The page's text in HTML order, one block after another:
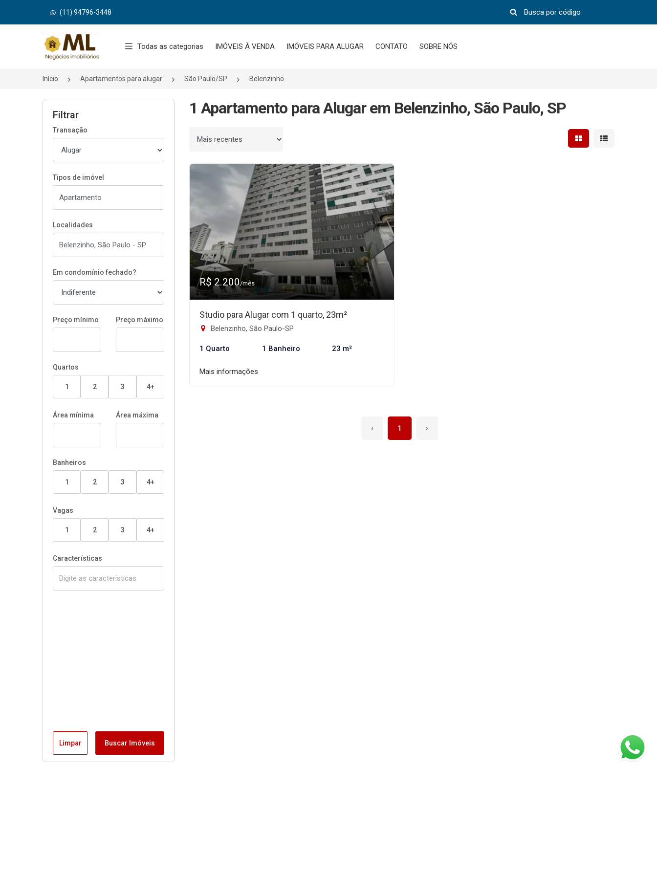
(11) 94796-3448
Página inicial
Todas as categorias IMÓVEIS À VENDA IMÓVEIS PARA ALUGAR CONTATO SOBRE NÓS
Início Apartamentos para alugar São Paulo/SP Belenzinho
Filtrar
Transação
Tipos de imóvel
Localidades
Em condomínio fechado?
Preço mínimo Preço máximo
Quartos
1 2 3 4+
Área mínima Área máxima
Banheiros
1 2 3 4+
Vagas
1 2 3 4+
Características
Limpar Buscar Imóveis
1 Apartamento para Alugar em Belenzinho, São Paulo, SP
Ordenar por Mostrar resultados em
Mostrar
R$ 2.200/mês
Studio para Alugar com 1 quarto, 23m²
Belenzinho, São Paulo-SP
1 Quarto 1 Banheiro 23 m²
Mais informações
‹ 1 ›